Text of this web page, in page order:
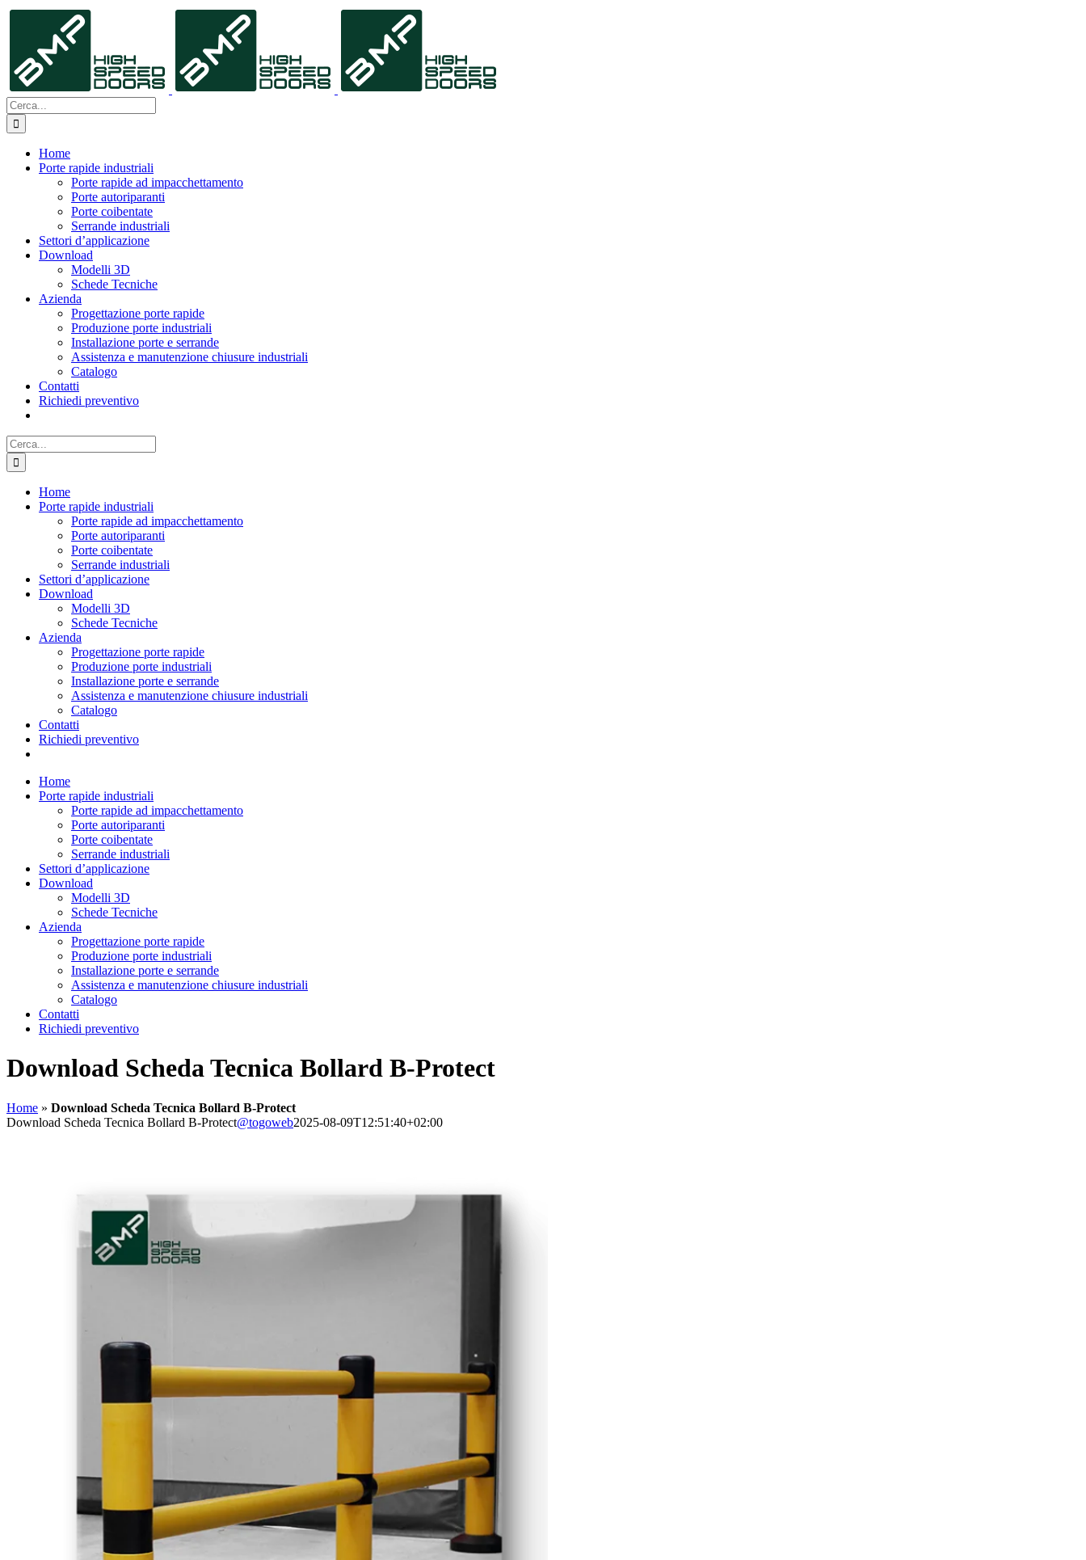
Salta
contenuto
Cerca
per:
Home
Porte rapide industriali
Porte rapide ad impacchettamento
Porte autoriparanti
Porte coibentate
Serrande industriali
Settori d’applicazione
Download
Modelli 3D
Schede Tecniche
Azienda
Progettazione porte rapide
Produzione porte industriali
Installazione porte e serrande
Assistenza e manutenzione chiusure industriali
Catalogo
Contatti
Richiedi preventivo
Cerca
per:
Home
Porte rapide industriali
Porte rapide ad impacchettamento
Porte autoriparanti
Porte coibentate
Serrande industriali
Settori d’applicazione
Download
Modelli 3D
Schede Tecniche
Azienda
Progettazione porte rapide
Produzione porte industriali
Installazione porte e serrande
Assistenza e manutenzione chiusure industriali
Catalogo
Contatti
Richiedi preventivo
Home
Porte rapide industriali
Porte rapide ad impacchettamento
Porte autoriparanti
Porte coibentate
Serrande industriali
Settori d’applicazione
Download
Modelli 3D
Schede Tecniche
Azienda
Progettazione porte rapide
Produzione porte industriali
Installazione porte e serrande
Assistenza e manutenzione chiusure industriali
Catalogo
Contatti
Richiedi preventivo
Download Scheda Tecnica Bollard B-Protect
Home » Download Scheda Tecnica Bollard B-Protect
Download Scheda Tecnica Bollard B-Protect@togoweb2025-08-09T12:51:40+02:00